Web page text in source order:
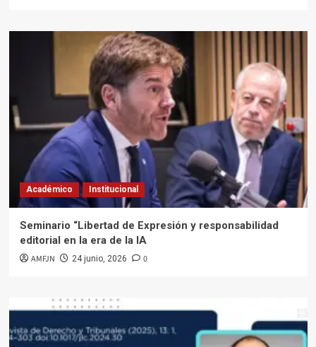
Académico Institucional
Seminario “Libertad de Expresión y responsabilidad
editorial en la era de la IA
AMFJN 24 junio, 2026 0